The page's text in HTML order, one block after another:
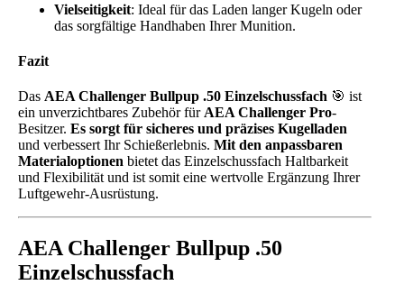
Vielseitigkeit: Ideal für das Laden langer Kugeln oder
das sorgfältige Handhaben Ihrer Munition.
Fazit
Das AEA Challenger Bullpup .50 Einzelschussfach 🎯 ist
ein unverzichtbares Zubehör für AEA Challenger Pro-
Besitzer. Es sorgt für sicheres und präzises Kugelladen
und verbessert Ihr Schießerlebnis. Mit den anpassbaren
Materialoptionen bietet das Einzelschussfach Haltbarkeit
und Flexibilität und ist somit eine wertvolle Ergänzung Ihrer
Luftgewehr-Ausrüstung.
AEA Challenger Bullpup .50
Einzelschussfach